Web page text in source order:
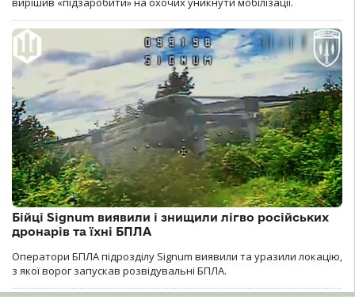
Бійці Signum виявили і знищили лігво російських
дронарів та їхні БПЛА
Оператори БПЛА підрозділу Signum виявили та уразили локацію,
з якої ворог запускав розвідувальні БПЛА.